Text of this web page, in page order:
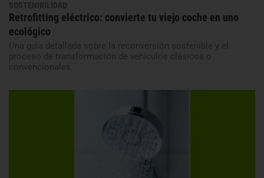
SOSTENIBILIDAD
Retrofitting eléctrico: convierte tu viejo coche en uno
ecológico
Una guía detallada sobre la reconversión sostenible y el
proceso de transformación de vehículos clásicos o
convencionales.